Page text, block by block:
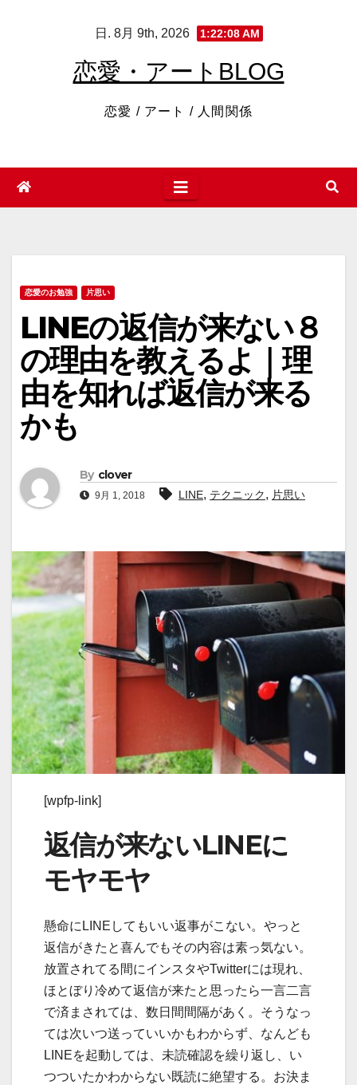
日. 8月 9th, 2026 1:22:09 AM
恋愛・アートBLOG
恋愛 / アート / 人間関係
恋愛のお勉強 片思い
LINEの返信が来ない８
の理由を教えるよ｜理
由を知れば返信が来る
かも
By clover
9月 1, 2018 LINE, テクニック, 片思い
[wpfp-link]
返信が来ないLINEに
モヤモヤ
懸命にLINEしてもいい返事がこない。やっと
返信がきたと喜んでもその内容は素っ気ない。
放置されてる間にインスタやTwitterには現れ、
ほとぼり冷めて返信が来たと思ったら一言二言
で済まされては、数日間間隔があく。そうなっ
ては次いつ送っていいかもわからず、なんども
LINEを起動しては、未読確認を繰り返し、い
つついたかわからない既読に絶望する。お決ま